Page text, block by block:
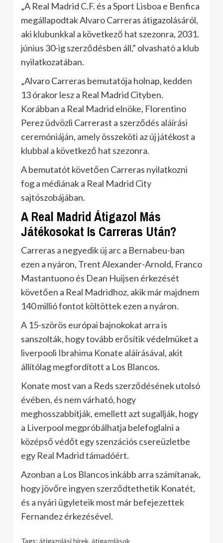
„A Real Madrid C.F. és a Sport Lisboa e Benfica
megállapodtak Alvaro Carreras átigazolásáról,
aki klubunkkal a következő hat szezonra, 2031.
június 30-ig szerződésben áll,” olvasható a klub
nyilatkozatában.
„Alvaro Carreras bemutatója holnap, kedden
13 órakor lesz a Real Madrid Cityben.
Korábban a Real Madrid elnöke, Florentino
Perez üdvözli Carrerast a szerződés aláírási
ceremóniáján, amely összeköti az új játékost a
klubbal a következő hat szezonra.
A bemutatót követően Carreras nyilatkozni
fog a médiának a Real Madrid City
sajtószobájában.
A Real Madrid Átigazol Más
Játékosokat Is Carreras Után?
Carreras a negyedik új arc a Bernabeu-ban
ezen a nyáron, Trent Alexander-Arnold, Franco
Mastantuono és Dean Huijsen érkezését
követően a Real Madridhoz, akik már majdnem
140 millió fontot költöttek ezen a nyáron.
A 15-szörös európai bajnokokat arra is
sanszolták, hogy tovább erősítik védelmüket a
liverpooli Ibrahima Konate aláírásával, akit
állítólag megfordított a Los Blancos.
Konate most van a Reds szerződésének utolsó
évében, és nem várható, hogy
meghosszabbítják, emellett azt sugallják, hogy
a Liverpool megpróbálhatja belefoglalni a
középső védőt egy szenzációs csereüzletbe
egy Real Madrid támadóért.
Azonban a Los Blancos inkább arra számítanak,
hogy jövőre ingyen szerződtethetik Konatét,
és a nyári ügyleteik most már befejezettek
Fernandez érkezésével.
Tags: átigazolási hírek, átigazolások